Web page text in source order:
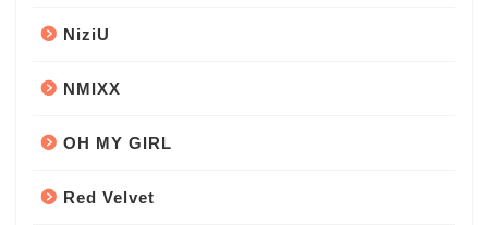
NiziU
NMIXX
OH MY GIRL
Red Velvet